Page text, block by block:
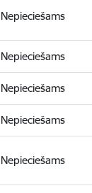
Nepieciešams
Nepieciešams
Nepieciešams
Nepieciešams
Nepieciešams